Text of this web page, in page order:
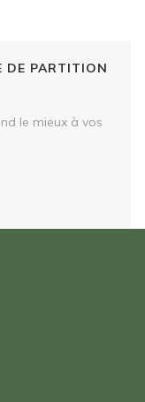
DE PARTITION
le mieux à vos